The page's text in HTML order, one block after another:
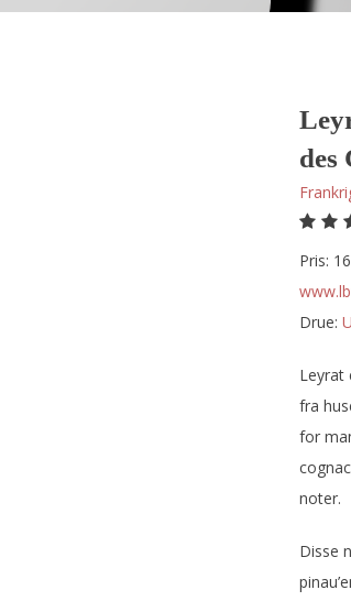
des
Pris:
Drue:
Leyrat
fra
for
noter.
Disse